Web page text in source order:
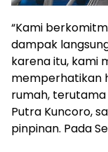
“Kami
dampak
karena itu, kami
memperhatikan
rumah, terutama
Putra Kuncoro,
pinpinan. Pada